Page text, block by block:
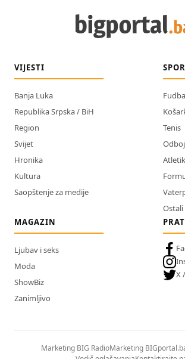
VIJESTI
Banja Luka
Republika Srpska / BiH
Region
Svijet
Hronika
Kultura
Saopštenje za medije
Tenis
MAGAZIN
Ljubav i seks
Moda
ShowBiz
Zanimljivo
X
Marketing BIG RadioMarketing